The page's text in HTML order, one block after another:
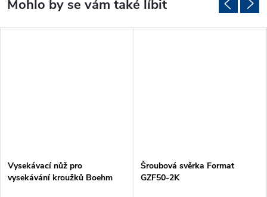
Vysekávací nůž pro
vysekávání kroužků Boehm
Šroubová svěrka Format
GZF50-2K